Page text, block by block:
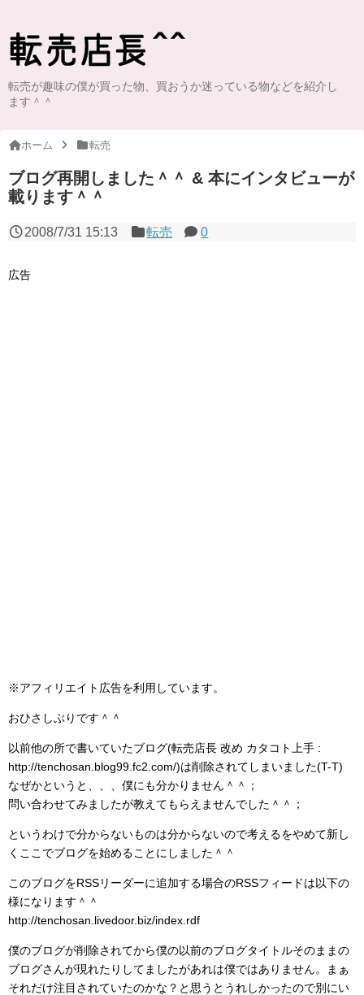
転売が趣味の僕が買った物、買おうか迷っている物などを紹介し
ます＾＾
ホーム 転売
ブログ再開しました＾＾ & 本にインタビューが
載ります＾＾
2008/7/31 15:13 転売 0
広告
※アフィリエイト広告を利用しています。
おひさしぶりです＾＾
以前他の所で書いていたブログ(転売店長 改め カタコト上手 :
http://tenchosan.blog99.fc2.com/)は削除されてしまいました(T-T)
なぜかというと、、、僕にも分かりません＾＾；
問い合わせてみましたが教えてもらえませんでした＾＾；
というわけで分からないものは分からないので考えるをやめて新し
くここでブログを始めることにしました＾＾
このブログをRSSリーダーに追加する場合のRSSフィードは以下の
様になります＾＾
http://tenchosan.livedoor.biz/index.rdf
僕のブログが削除されてから僕の以前のブログタイトルそのままの
ブログさんが現れたりしてましたがあれは僕ではありません。まぁ
それだけ注目されていたのかな？と思うとうれしかったので別にい